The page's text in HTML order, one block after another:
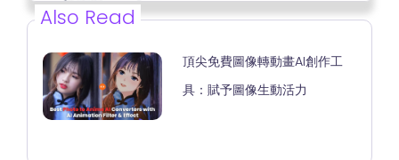
Also Read
頂尖免費圖像轉動畫AI創作工
具：賦予圖像生動活力